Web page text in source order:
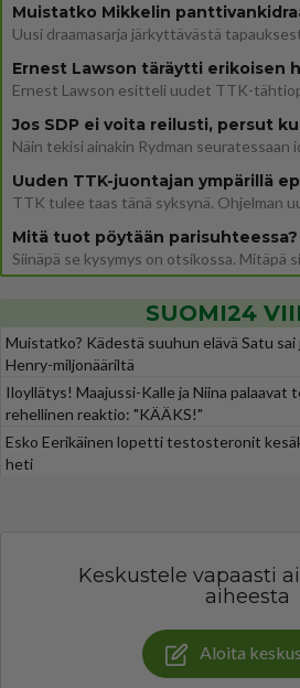
Muistatko Mikkelin
Mitä tuot pöytään parisuhteessa?
SUOMI24
Muistatko? Kädestä suuhun elävä Satu
Henry-miljonääriltä
Iloyllätys! Maajussi-Kalle ja Niina palaavat
rehellinen reaktio: "KÄÄKS!"
Esko Eerikäinen lopetti testosteronit
heti
Keskustele vapaasti
aiheesta
Aloita